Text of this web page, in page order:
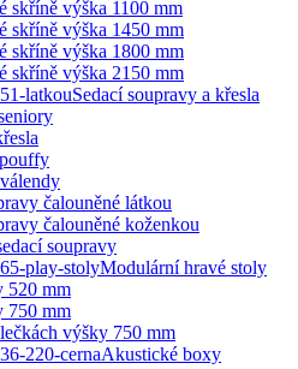
skříně výška 1100 mm
skříně výška 1450 mm
skříně výška 1800 mm
skříně výška 2150 mm
Sedací soupravy a křesla
čalouněné látkou
čalouněné koženkou
soupravy
Modulární hravé stoly
520 mm
750 mm
výšky 750 mm
Akustické boxy